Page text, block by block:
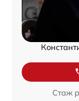
Стаж